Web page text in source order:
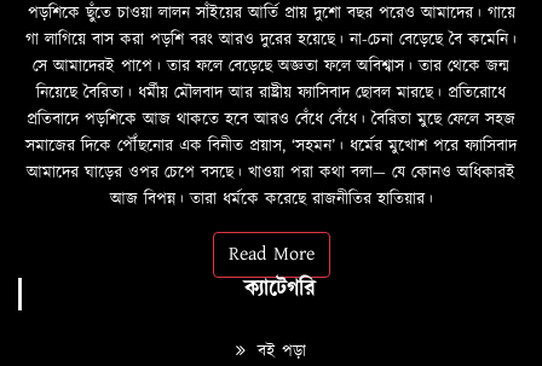
পড়শিকে ছুঁতে চাওয়া লালন সাঁইয়ের আর্তি প্রায় দুশো বছর পরেও আমাদের। গায়ে
গা লাগিয়ে বাস করা পড়শি বরং আরও দুরের হয়েছে। না-চেনা বেড়েছে বৈ কমেনি।
সে আমাদেরই পাপে। তার ফলে বেড়েছে অজ্ঞতা ফলে অবিশ্বাস। তার থেকে জন্ম
নিয়েছে বৈরিতা। ধর্মীয় মৌলবাদ আর রাষ্ট্রীয় ফ্যাসিবাদ ছোবল মারছে। প্রতিরোধে
প্রতিবাদে পড়শিকে আজ থাকতে হবে আরও বেঁধে বেঁধে। বৈরিতা মুছে ফেলে সহজ
সমাজের দিকে পৌঁছনোর এক বিনীত প্রয়াস, ‘সহমন’। ধর্মের মুখোশ পরে ফ্যাসিবাদ
আমাদের ঘাড়ের ওপর চেপে বসছে। খাওয়া পরা কথা বলা—­­ যে কোনও অধিকারই
আজ বিপন্ন। তারা ধর্মকে করেছে রাজনীতির হাতিয়ার।
Read More
ক্যাটেগরি
বই পড়া